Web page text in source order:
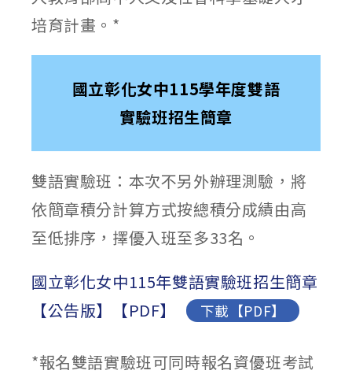
培育計畫。*
國立彰化女中115學年度雙語
實驗班招生簡章
雙語實驗班：本次不另外辦理測驗，將
依簡章積分計算方式按總積分成績由高
至低排序，擇優入班至多33名。
國立彰化女中115年雙語實驗班招生簡章
【公告版】【PDF】
下載【PDF】
*報名雙語實驗班可同時報名資優班考試